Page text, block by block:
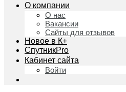
О компании
О нас
Вакансии
Сайты для отзывов
Новое в К+
СпутникPro
Кабинет сайта
Войти